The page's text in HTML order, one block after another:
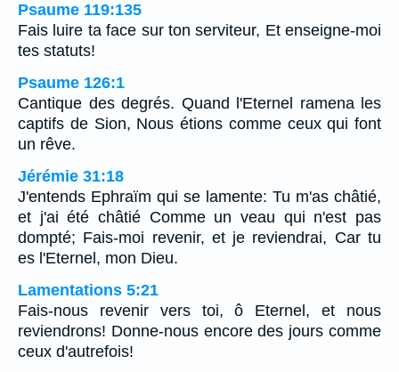
Psaume 119:135
Fais luire ta face sur ton serviteur, Et enseigne-moi
tes statuts!
Psaume 126:1
Cantique des degrés. Quand l'Eternel ramena les
captifs de Sion, Nous étions comme ceux qui font
un rêve.
Jérémie 31:18
J'entends Ephraïm qui se lamente: Tu m'as châtié,
et j'ai été châtié Comme un veau qui n'est pas
dompté; Fais-moi revenir, et je reviendrai, Car tu
es l'Eternel, mon Dieu.
Lamentations 5:21
Fais-nous revenir vers toi, ô Eternel, et nous
reviendrons! Donne-nous encore des jours comme
ceux d'autrefois!